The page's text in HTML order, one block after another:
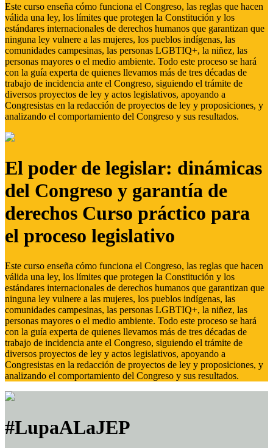
Este curso enseña cómo funciona el Congreso, las reglas que hacen
válida una ley, los límites que protegen la Constitución y los
estándares internacionales de derechos humanos que garantizan que
ninguna ley vulnere a las mujeres, los pueblos indígenas, las
comunidades campesinas, las personas LGBTIQ+, la niñez, las
personas mayores o el medio ambiente. Todo este proceso se hará
con la guía experta de quienes llevamos más de tres décadas de
trabajo de incidencia ante el Congreso, siguiendo el trámite de
diversos proyectos de ley y actos legislativos, apoyando a
Congresistas en la redacción de proyectos de ley y proposiciones, y
analizando el comportamiento del Congreso y sus resultados.
El poder de legislar: dinámicas
del Congreso y garantía de
derechos Curso práctico para
el proceso legislativo
Este curso enseña cómo funciona el Congreso, las reglas que hacen
válida una ley, los límites que protegen la Constitución y los
estándares internacionales de derechos humanos que garantizan que
ninguna ley vulnere a las mujeres, los pueblos indígenas, las
comunidades campesinas, las personas LGBTIQ+, la niñez, las
personas mayores o el medio ambiente. Todo este proceso se hará
con la guía experta de quienes llevamos más de tres décadas de
trabajo de incidencia ante el Congreso, siguiendo el trámite de
diversos proyectos de ley y actos legislativos, apoyando a
Congresistas en la redacción de proyectos de ley y proposiciones, y
analizando el comportamiento del Congreso y sus resultados.
#LupaALaJEP